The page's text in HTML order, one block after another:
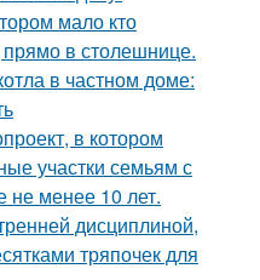
мало кто
в столешнице.
в частном доме:
в котором
участки семьям с
менее 10 лет.
дисциплиной,
тряпочек для